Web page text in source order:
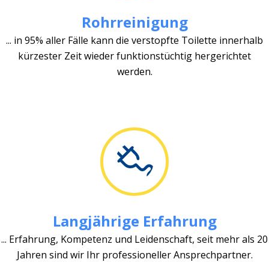
Rohrreinigung
... in 95% aller Fälle kann die verstopfte Toilette innerhalb
kürzester Zeit wieder funktionstüchtig hergerichtet
werden.
Langjährige Erfahrung
... Erfahrung, Kompetenz und Leidenschaft, seit mehr als 20
Jahren sind wir Ihr professioneller Ansprechpartner.